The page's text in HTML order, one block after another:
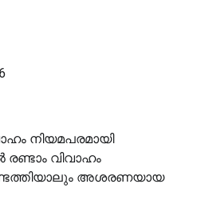
നിയമപരമായി
വിവാഹം
അശരണയായ